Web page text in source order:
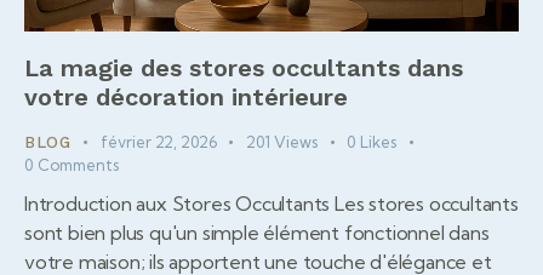
La magie des stores occultants dans
votre décoration intérieure
BLOG février 22, 2026 201 Views 0 Likes
0 Comments
Introduction aux Stores Occultants Les stores occultants
sont bien plus qu'un simple élément fonctionnel dans
votre maison; ils apportent une touche d'élégance et